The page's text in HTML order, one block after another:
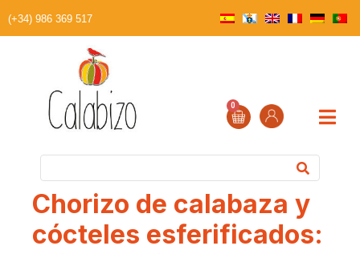
(+34) 986 369 517
0
Chorizo de calabaza y
cócteles esferificados: